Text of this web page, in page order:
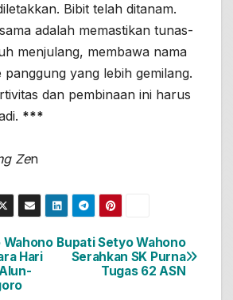
Bibit telah ditanam.
adalah memastikan tunas-
menjulang, membawa nama
yang lebih gemilang.
dan pembinaan ini harus
***
Zen
Bupati Setyo Wahono
Serahkan SK Purna
Tugas 62 ASN
Wahono
Hari